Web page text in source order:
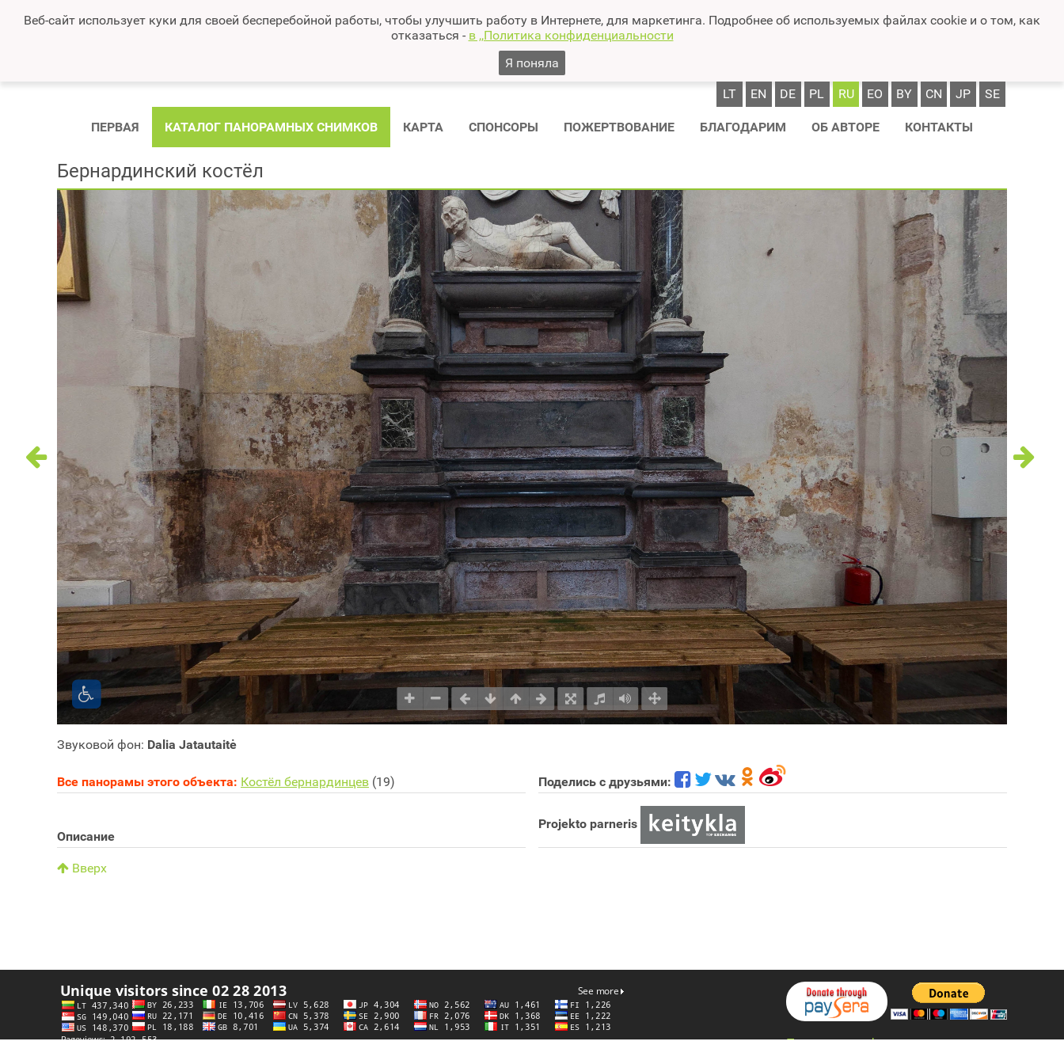
Веб-сайт использует куки для своей бесперебойной работы, чтобы улучшить работу в Интернете, для маркетинга. Подробнее об используемых файлах cookie и о том, как
отказаться - в ,,Политика конфиденциальности
Я поняла
LT EN DE PL RU EO BY CN JP SE
ПЕРВАЯ КАТАЛОГ ПАНОРАМНЫХ СНИМКОВ КАРТА СПОНСОРЫ ПОЖЕРТВОВАНИЕ БЛАГОДАРИМ ОБ АВТОРЕ КОНТАКТЫ
Бернардинский костёл
Звуковой фон: Dalia Jatautaitė
Поделись с друзьями:
Projekto parneris
Все панорамы этого объекта: Костёл бернардинцев (19)
Описание
Вверх
Политика конфиденциальности